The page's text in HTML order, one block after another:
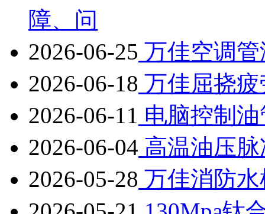
障、问
2026-06-25 万佳空调
2026-06-18 万佳屈挠
2026-06-11 电脑控制
2026-06-04 高温油压
2026-05-28 万佳消防